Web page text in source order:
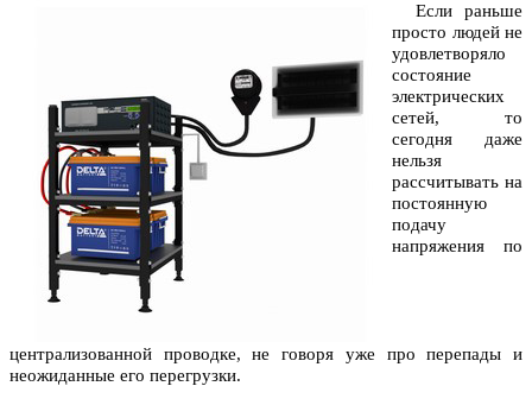
Если раньше
просто людей не
удовлетворяло
состояние
электрических
сетей, то
сегодня даже
нельзя
рассчитывать на
постоянную
подачу
напряжения по
централизованной проводке, не говоря уже про перепады и
неожиданные его перегрузки.